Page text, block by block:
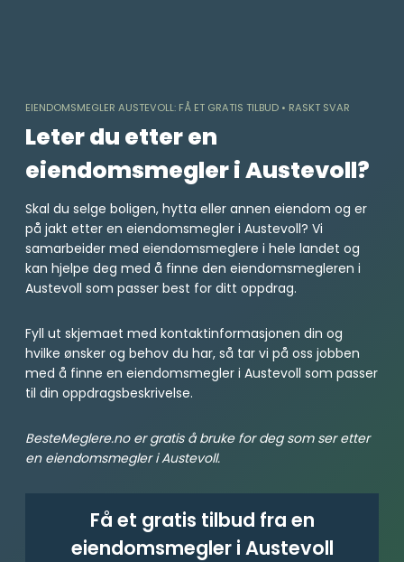
EIENDOMSMEGLER AUSTEVOLL: FÅ ET GRATIS TILBUD • RASKT SVAR
Leter du etter en
eiendomsmegler i Austevoll?
Skal du selge boligen, hytta eller annen eiendom og er
på jakt etter en eiendomsmegler i Austevoll? Vi
samarbeider med eiendomsmeglere i hele landet og
kan hjelpe deg med å finne den eiendomsmegleren i
Austevoll som passer best for ditt oppdrag.
Fyll ut skjemaet med kontaktinformasjonen din og
hvilke ønsker og behov du har, så tar vi på oss jobben
med å finne en eiendomsmegler i Austevoll som passer
til din oppdragsbeskrivelse.
BesteMeglere.no er gratis å bruke for deg som ser etter
en eiendomsmegler i Austevoll.
Få et gratis tilbud fra en
eiendomsmegler i Austevoll